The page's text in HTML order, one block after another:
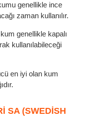
genellikle ince
zaman kullanılır.
genellikle kapalı
kullanılabileceği
en iyi olan kum
SA (SWEDISH